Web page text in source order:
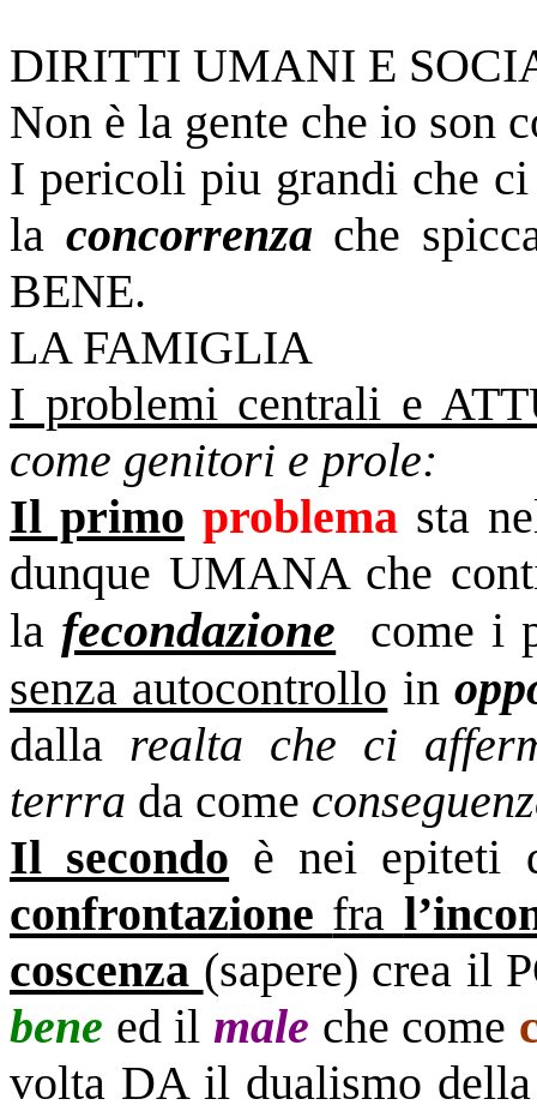
DIRITTI UMANI E
Non è la gente che io son
I pericoli piu grandi che
la concorrenza che
BENE.
LA FAMIGLIA
I problemi centrali e
come genitori e prole:
Il primo problema sta
dunque UMANA che
la fecondazione come i
senza autocontrollo in
dalla realta che ci
terrra da come
Il secondo è nei epiteti
confrontazione fra
coscenza (sapere) crea il
bene ed il male che come
volta DA il dualismo